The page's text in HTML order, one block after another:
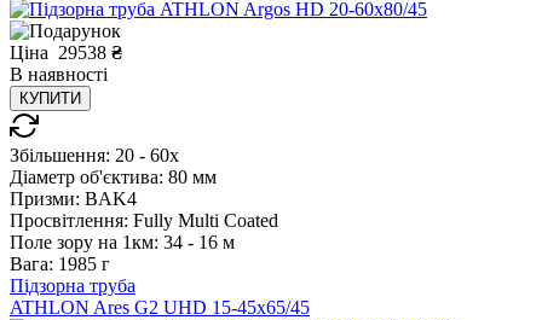
Ціна 29538 ₴
В наявності
КУПИТИ
Збільшення: 20 - 60x
Діаметр об'єктива: 80 мм
Призми: BAK4
Просвітлення: Fully Multi Coated
Поле зору на 1км: 34 - 16 м
Вага: 1985 г
Підзорна труба
ATHLON Ares G2 UHD 15-45x65/45